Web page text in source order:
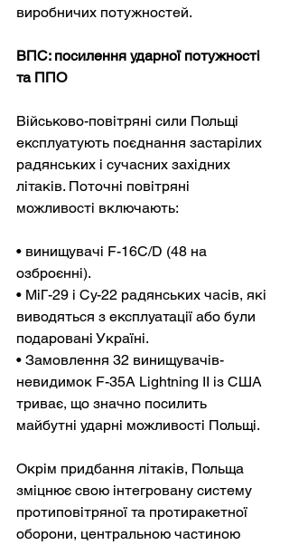
виробничих потужностей.
ВПС: посилення ударної потужності
та ППО
Військово-повітряні сили Польщі
експлуатують поєднання застарілих
радянських і сучасних західних
літаків. Поточні повітряні
можливості включають:
• винищувачі F-16C/D (48 на
озброєнні).
• МіГ-29 і Су-22 радянських часів, які
виводяться з експлуатації або були
подаровані Україні.
• Замовлення 32 винищувачів-
невидимок F-35A Lightning II із США
триває, що значно посилить
майбутні ударні можливості Польщі.
Окрім придбання літаків, Польща
зміцнює свою інтегровану систему
протиповітряної та протиракетної
оборони, центральною частиною